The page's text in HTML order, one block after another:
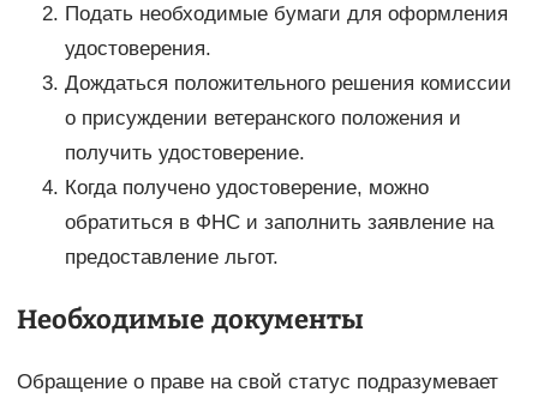
Подать необходимые бумаги для оформления
удостоверения.
Дождаться положительного решения комиссии
о присуждении ветеранского положения и
получить удостоверение.
Когда получено удостоверение, можно
обратиться в ФНС и заполнить заявление на
предоставление льгот.
Необходимые документы
Обращение о праве на свой статус подразумевает